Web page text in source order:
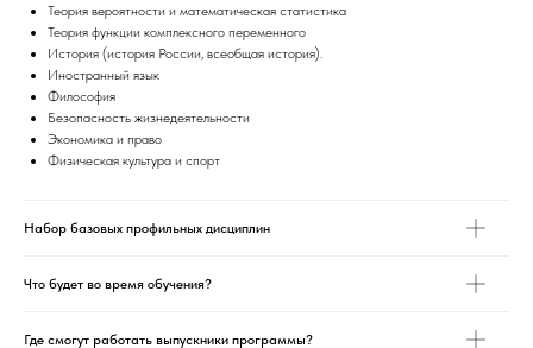
Теория вероятности и математическая статистика
Теория функции комплексного переменного
История (история России, всеобщая история).
Иностранный язык
Философия
Безопасность жизнедеятельности
Экономика и право
Физическая культура и спорт
Набор базовых профильных дисциплин
Что будет во время обучения?
Где смогут работать выпускники программы?